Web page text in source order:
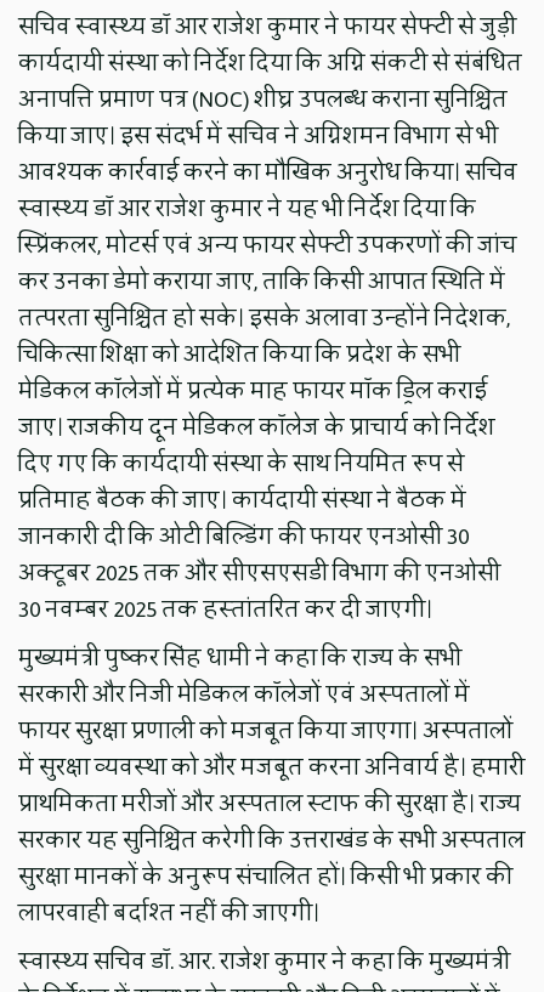
सचिव स्वास्थ्य डॉ आर राजेश कुमार ने फायर सेफ्टी से जुड़ी
कार्यदायी संस्था को निर्देश दिया कि अग्नि संकटी से संबंधित
अनापत्ति प्रमाण पत्र (NOC) शीघ्र उपलब्ध कराना सुनिश्चित
किया जाए। इस संदर्भ में सचिव ने अग्निशमन विभाग से भी
आवश्यक कार्रवाई करने का मौखिक अनुरोध किया। सचिव
स्वास्थ्य डॉ आर राजेश कुमार ने यह भी निर्देश दिया कि
स्प्रिंकलर, मोटर्स एवं अन्य फायर सेफ्टी उपकरणों की जांच
कर उनका डेमो कराया जाए, ताकि किसी आपात स्थिति में
तत्परता सुनिश्चित हो सके। इसके अलावा उन्होंने निदेशक,
चिकित्सा शिक्षा को आदेशित किया कि प्रदेश के सभी
मेडिकल कॉलेजों में प्रत्येक माह फायर मॉक ड्रिल कराई
जाए। राजकीय दून मेडिकल कॉलेज के प्राचार्य को निर्देश
दिए गए कि कार्यदायी संस्था के साथ नियमित रूप से
प्रतिमाह बैठक की जाए। कार्यदायी संस्था ने बैठक में
जानकारी दी कि ओटी बिल्डिंग की फायर एनओसी 30
अक्टूबर 2025 तक और सीएसएसडी विभाग की एनओसी
30 नवम्बर 2025 तक हस्तांतरित कर दी जाएगी।
मुख्यमंत्री पुष्कर सिंह धामी ने कहा कि राज्य के सभी
सरकारी और निजी मेडिकल कॉलेजों एवं अस्पतालों में
फायर सुरक्षा प्रणाली को मजबूत किया जाएगा। अस्पतालों
में सुरक्षा व्यवस्था को और मजबूत करना अनिवार्य है। हमारी
प्राथमिकता मरीजों और अस्पताल स्टाफ की सुरक्षा है। राज्य
सरकार यह सुनिश्चित करेगी कि उत्तराखंड के सभी अस्पताल
सुरक्षा मानकों के अनुरूप संचालित हों। किसी भी प्रकार की
लापरवाही बर्दाश्त नहीं की जाएगी।
स्वास्थ्य सचिव डॉ. आर. राजेश कुमार ने कहा कि मुख्यमंत्री